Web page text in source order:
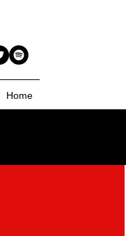
Home